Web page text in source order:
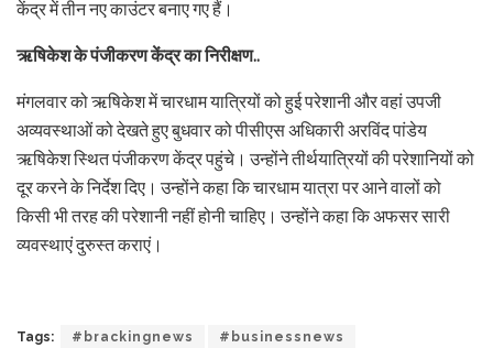
केंद्र में तीन नए काउंटर बनाए गए हैं।
ऋषिकेश के पंजीकरण केंद्र का निरीक्षण..
मंगलवार को ऋषिकेश में चारधाम यात्रियों को हुई परेशानी और वहां उपजी
अव्यवस्थाओं को देखते हुए बुधवार को पीसीएस अधिकारी अरविंद पांडेय
ऋषिकेश स्थित पंजीकरण केंद्र पहुंचे। उन्होंने तीर्थयात्रियों की परेशानियों को
दूर करने के निर्देश दिए। उन्होंने कहा कि चारधाम यात्रा पर आने वालों को
किसी भी तरह की परेशानी नहीं होनी चाहिए। उन्होंने कहा कि अफसर सारी
व्यवस्थाएं दुरुस्त कराएं।
Tags: #brackingnews #businessnews